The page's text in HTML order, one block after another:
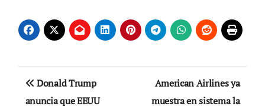
Navegación
Donald Trump
anuncia que EEUU
American Airlines ya
muestra en sistema la